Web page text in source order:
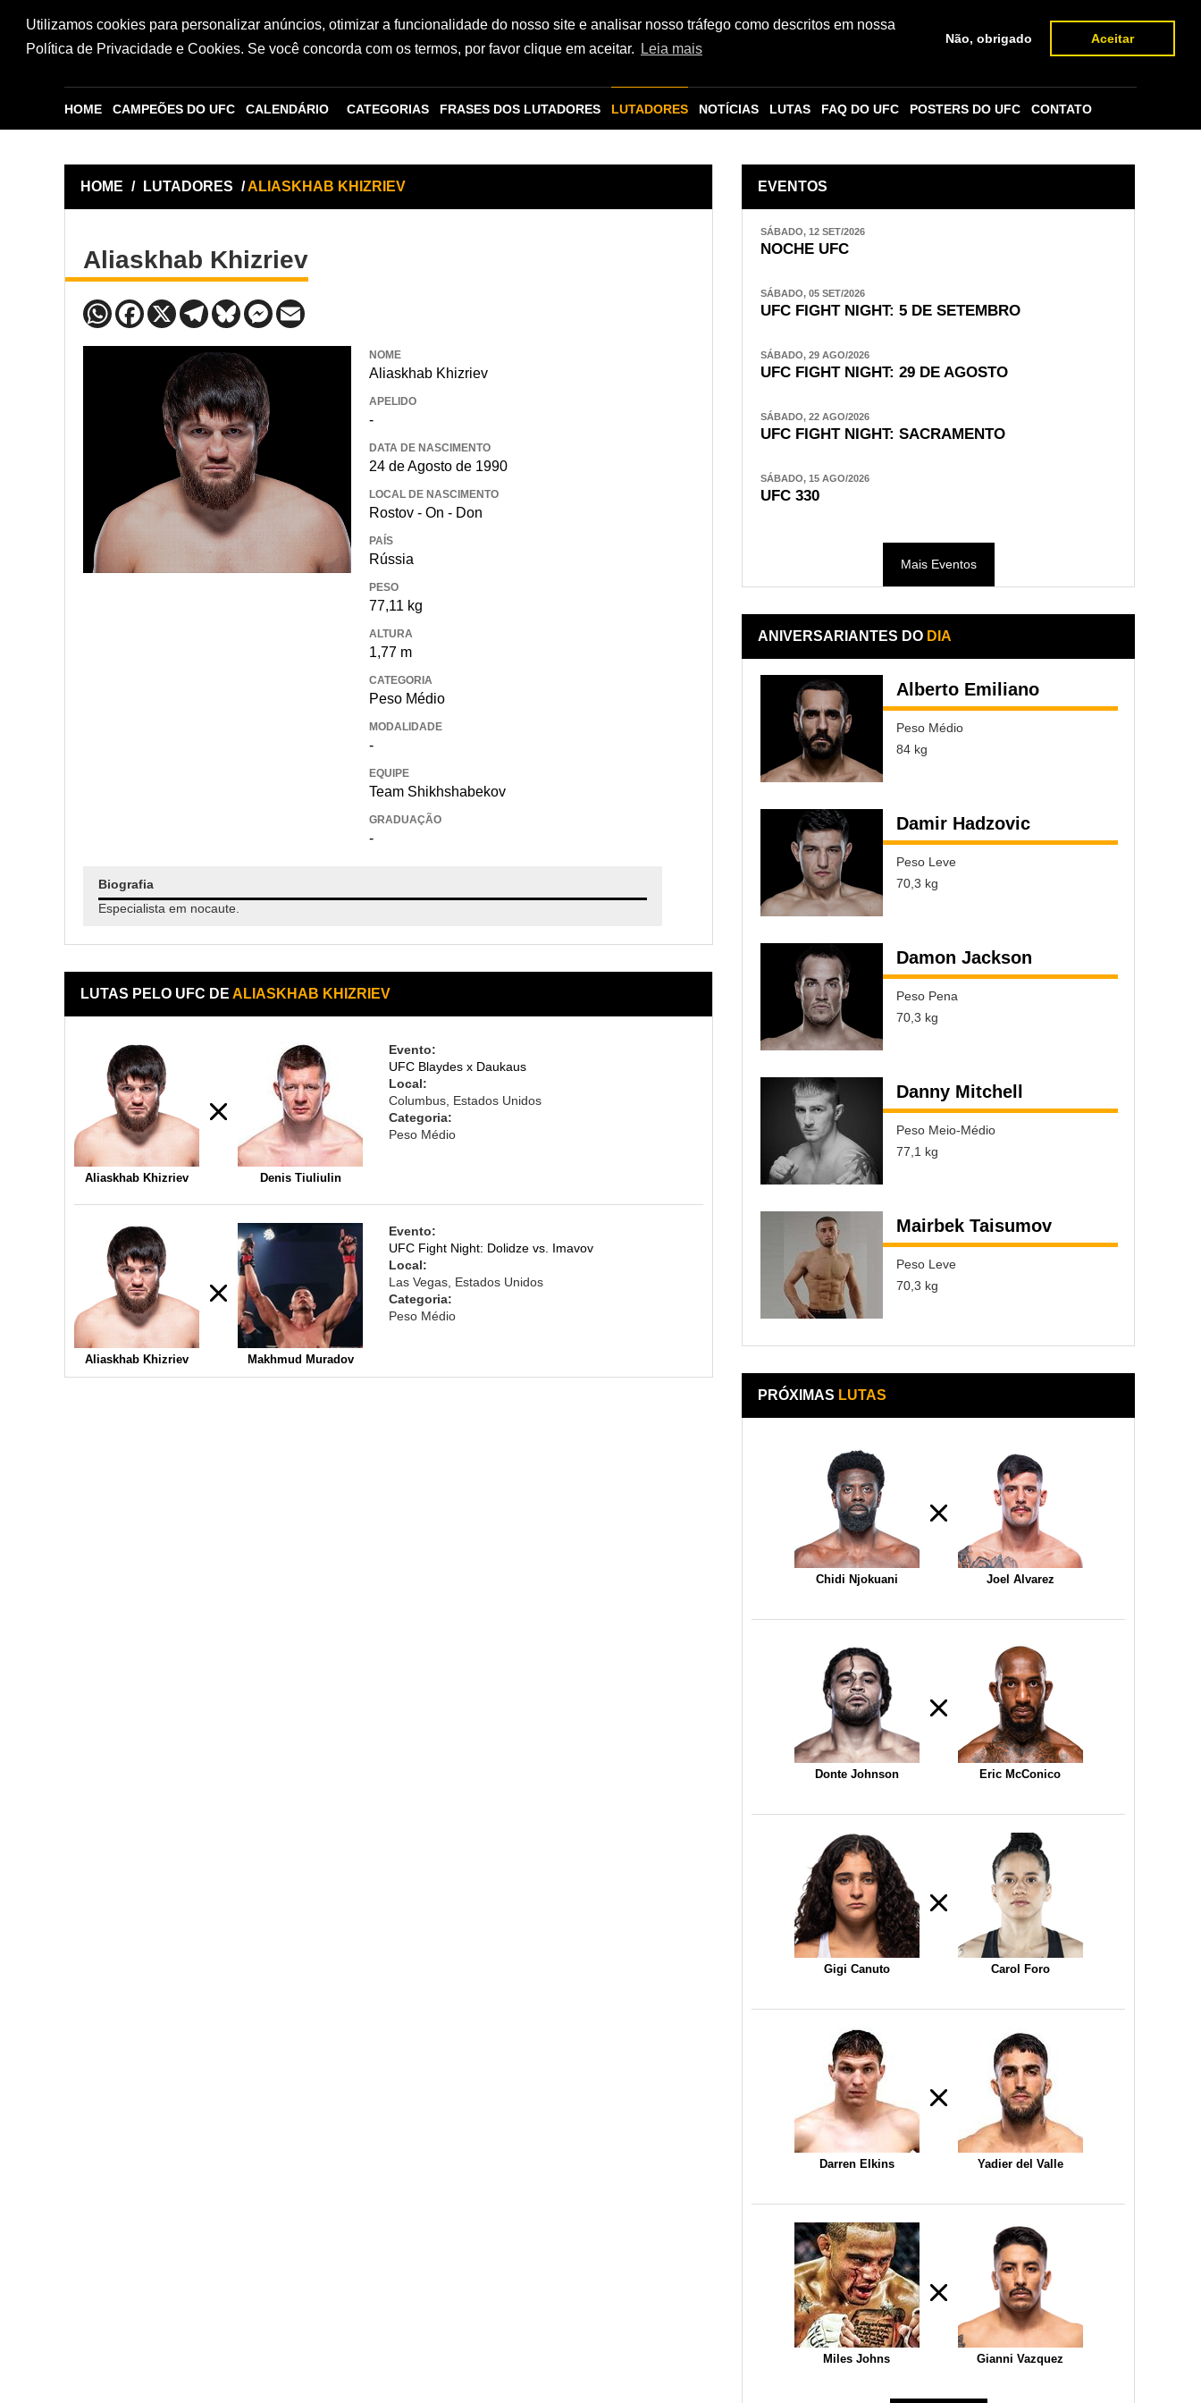
Utilizamos cookies para personalizar anúncios, otimizar a funcionalidade do nosso site e analisar nosso tráfego como descritos em nossa
Política de Privacidade e Cookies. Se você concorda com os termos, por favor clique em aceitar.
Leia mais
Não, obrigado Aceitar
HOME CAMPEÕES DO UFC CALENDÁRIO CATEGORIAS FRASES DOS LUTADORES LUTADORES NOTÍCIAS LUTAS FAQ DO UFC POSTERS DO UFC CONTATO
HOME / LUTADORES /ALIASKHAB KHIZRIEV
Aliaskhab Khizriev
NOME
Aliaskhab Khizriev
APELIDO
-
DATA DE NASCIMENTO
24 de Agosto de 1990
LOCAL DE NASCIMENTO
Rostov - On - Don
PAÍS
Rússia
PESO
77,11 kg
ALTURA
1,77 m
CATEGORIA
Peso Médio
MODALIDADE
-
EQUIPE
Team Shikhshabekov
GRADUAÇÃO
-
Biografia
Especialista em nocaute.
LUTAS PELO UFC DE ALIASKHAB KHIZRIEV
Aliaskhab Khizriev Denis Tiuliulin
Evento:
UFC Blaydes x Daukaus
Local:
Columbus, Estados Unidos
Categoria:
Peso Médio
Aliaskhab Khizriev Makhmud Muradov
Evento:
UFC Fight Night: Dolidze vs. Imavov
Local:
Las Vegas, Estados Unidos
Categoria:
Peso Médio
EVENTOS
SÁBADO, 12 SET/2026
NOCHE UFC
SÁBADO, 05 SET/2026
UFC FIGHT NIGHT: 5 DE SETEMBRO
SÁBADO, 29 AGO/2026
UFC FIGHT NIGHT: 29 DE AGOSTO
SÁBADO, 22 AGO/2026
UFC FIGHT NIGHT: SACRAMENTO
SÁBADO, 15 AGO/2026
UFC 330
Mais Eventos
ANIVERSARIANTES DO DIA
Alberto Emiliano
Peso Médio
84 kg
Damir Hadzovic
Peso Leve
70,3 kg
Damon Jackson
Peso Pena
70,3 kg
Danny Mitchell
Peso Meio-Médio
77,1 kg
Mairbek Taisumov
Peso Leve
70,3 kg
PRÓXIMAS LUTAS
Chidi Njokuani Joel Alvarez
Donte Johnson Eric McConico
Gigi Canuto Carol Foro
Darren Elkins Yadier del Valle
Miles Johns Gianni Vazquez